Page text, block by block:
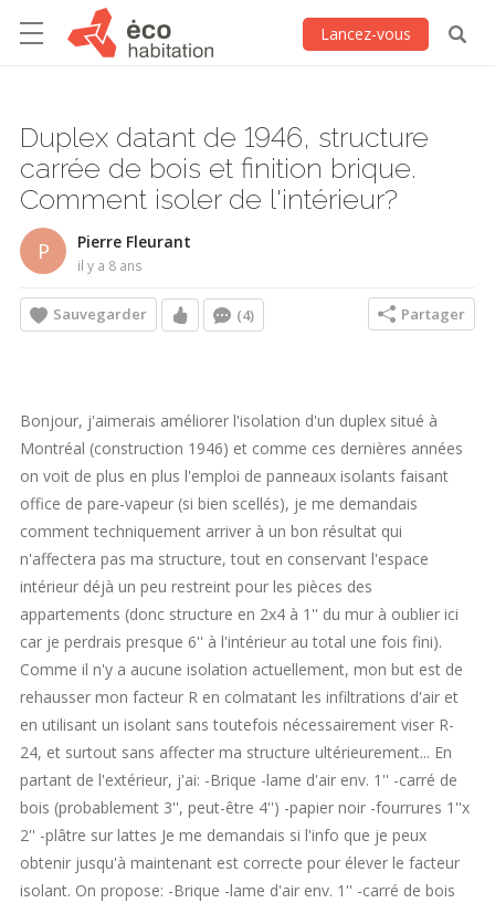
Lancez-vous
Duplex datant de 1946, structure
carrée de bois et finition brique.
Comment isoler de l'intérieur?
P Pierre Fleurant
il y a 8 ans
Sauvegarder (4) Partager
Bonjour, j'aimerais améliorer l'isolation d'un duplex situé à
Montréal (construction 1946) et comme ces dernières années
on voit de plus en plus l'emploi de panneaux isolants faisant
office de pare-vapeur (si bien scellés), je me demandais
comment techniquement arriver à un bon résultat qui
n'affectera pas ma structure, tout en conservant l'espace
intérieur déjà un peu restreint pour les pièces des
appartements (donc structure en 2x4 à 1'' du mur à oublier ici
car je perdrais presque 6'' à l'intérieur au total une fois fini).
Comme il n'y a aucune isolation actuellement, mon but est de
rehausser mon facteur R en colmatant les infiltrations d'air et
en utilisant un isolant sans toutefois nécessairement viser R-
24, et surtout sans affecter ma structure ultérieurement... En
partant de l'extérieur, j'ai: -Brique -lame d'air env. 1'' -carré de
bois (probablement 3'', peut-être 4'') -papier noir -fourrures 1''x
2'' -plâtre sur lattes Je me demandais si l'info que je peux
obtenir jusqu'à maintenant est correcte pour élever le facteur
isolant. On propose: -Brique -lame d'air env. 1'' -carré de bois